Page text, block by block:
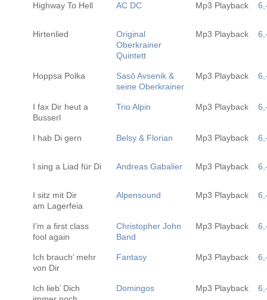
Highway To Hell AC DC Mp3 Playback
Hirtenlied
Original
Oberkrainer
Quintett
Mp3 Playback
Hoppsa Polka
Sasô Avsenik &
seine Oberkrainer
Mp3 Playback
I fax Dir heut a
Busserl
Trio Alpin Mp3 Playback
I hab Di gern Belsy & Florian Mp3 Playback
I sing a Liad für Di Andreas Gabalier Mp3 Playback
I sitz mit Dir
am Lagerfeia
Alpensound Mp3 Playback
I’m a first class
fool again
Christopher John
Band
Mp3 Playback
Ich brauch’ mehr
von Dir
Fantasy Mp3 Playback
Ich lieb’ Dich
Domingos Mp3 Playback